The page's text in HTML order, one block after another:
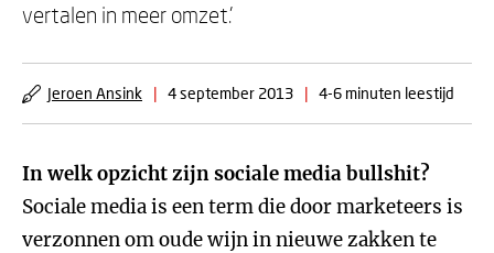
vertalen in meer omzet.’
Jeroen Ansink | 4 september 2013 | 4-6 minuten leestijd
In welk opzicht zijn sociale media bullshit?
Sociale media is een term die door marketeers is
verzonnen om oude wijn in nieuwe zakken te